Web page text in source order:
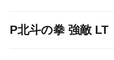
P北斗の拳 強敵 LT